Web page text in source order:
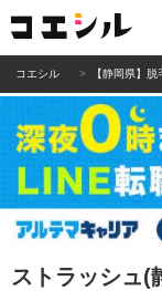
コエシル 【静岡県】
ストラッシュ(